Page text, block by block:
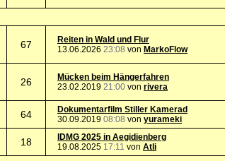
67
Reiten in Wald und Flur
13.06.2026 23:08 von MarkoFlow
26
Mücken beim Hängerfahren
23.02.2019 21:00 von rivera
64
Dokumentarfilm Stiller Kamerad
30.09.2019 08:08 von yurameki
18
IDMG 2025 in Aegidienberg
19.08.2025 17:11 von Atli